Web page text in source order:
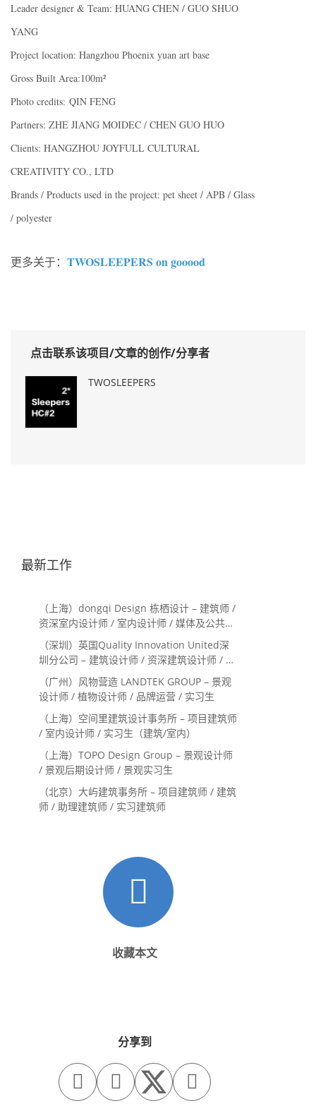
Leader designer & Team: HUANG CHEN / GUO SHUO
YANG
Project location: Hangzhou Phoenix yuan art base
Gross Built Area:100m²
Photo credits: QIN FENG
Partners: ZHE JIANG MOIDEC / CHEN GUO HUO
Clients: HANGZHOU JOYFULL CULTURAL
CREATIVITY CO., LTD
Brands / Products used in the project: pet sheet / APB / Glass
/ polyester
更多关于： TWOSLEEPERS on gooood
点击联系该项目/文章的创作/分享者
TWOSLEEPERS
最新工作
（上海）dongqi Design 栋栖设计 – 建筑师 /
资深室内设计师 / 室内设计师 / 媒体及公共关
系主管 / 设计实习生（常年招聘）
（深圳）英国Quality Innovation United深
圳分公司 – 建筑设计师 / 资深建筑设计师 / 室
内设计师 / 设计实习生
（广州）风物营造 LANDTEK GROUP – 景观
设计师 / 植物设计师 / 品牌运营 / 实习生
（上海）空间里建筑设计事务所 – 项目建筑师
/ 室内设计师 / 实习生（建筑/室内）
（上海）TOPO Design Group – 景观设计师
/ 景观后期设计师 / 景观实习生
（北京）大屿建筑事务所 – 项目建筑师 / 建筑
师 / 助理建筑师 / 实习建筑师
收藏本文
分享到
  